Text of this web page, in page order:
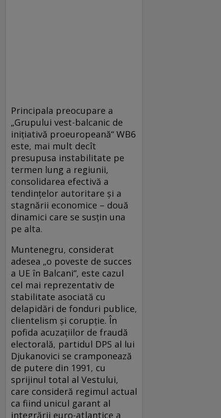
Principala preocupare a
„Grupului vest-balcanic de
inițiativă proeuropeană“ WB6
este, mai mult decît
presupusa instabilitate pe
termen lung a regiunii,
consolidarea efectivă a
tendințelor autoritare și a
stagnării economice – două
dinamici care se susțin una
pe alta.
Muntenegru, considerat
adesea „o poveste de succes
a UE în Balcani“, este cazul
cel mai reprezentativ de
stabilitate asociată cu
delapidări de fonduri publice,
clientelism și corupție. În
pofida acuzațiilor de fraudă
electorală, partidul DPS al lui
Djukanovici se cramponează
de putere din 1991, cu
sprijinul total al Vestului,
care consideră regimul actual
ca fiind unicul garant al
integrării euro-atlantice a